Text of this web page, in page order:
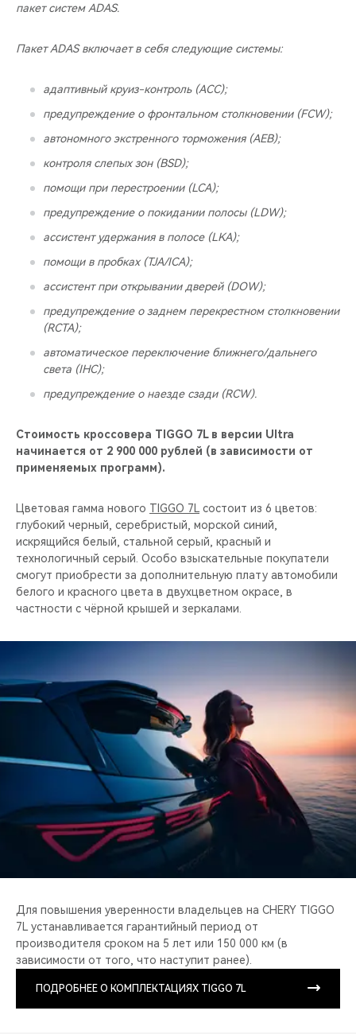
пакет систем ADAS.
Пакет ADAS включает в себя следующие системы:
адаптивный круиз-контроль (ACC);
предупреждение о фронтальном столкновении (FCW);
автономного экстренного торможения (AEB);
контроля слепых зон (BSD);
помощи при перестроении (LCA);
предупреждение о покидании полосы (LDW);
ассистент удержания в полосе (LKA);
помощи в пробках (TJA/ICA);
ассистент при открывании дверей (DOW);
предупреждение о заднем перекрестном столкновении
(RCTA);
автоматическое переключение ближнего/дальнего
света (IHC);
предупреждение о наезде сзади (RCW).
Стоимость кроссовера TIGGO 7L в версии Ultra
начинается от 2 900 000 рублей (в зависимости от
применяемых программ).
Цветовая гамма нового TIGGO 7L состоит из 6 цветов:
глубокий черный, серебристый, морской синий,
искрящийся белый, стальной серый, красный и
технологичный серый. Особо взыскательные покупатели
смогут приобрести за дополнительную плату автомобили
белого и красного цвета в двухцветном окрасе, в
частности с чёрной крышей и зеркалами.
Для повышения уверенности владельцев на CHERY TIGGO
7L устанавливается гарантийный период от
производителя сроком на 5 лет или 150 000 км (в
зависимости от того, что наступит ранее).
ПОДРОБНЕЕ О КОМПЛЕКТАЦИЯХ TIGGO 7L